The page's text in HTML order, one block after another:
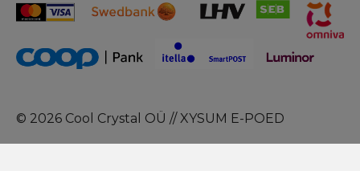
© 2026 Cool Crystal OÜ //XYSUM E-POED